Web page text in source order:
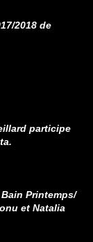
2018 de
participe
Printemps/
et Natalia